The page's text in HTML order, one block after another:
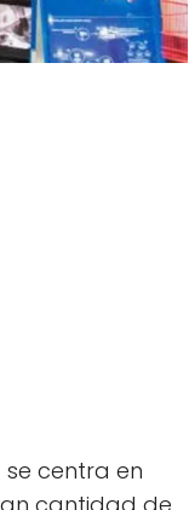
se centra en